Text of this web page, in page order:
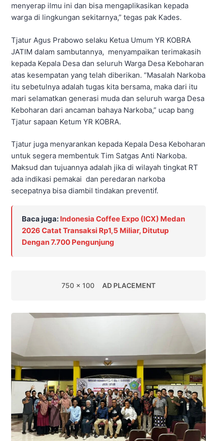
menyerap ilmu ini dan bisa mengaplikasikan kepada
warga di lingkungan sekitarnya,” tegas pak Kades.
Tjatur Agus Prabowo selaku Ketua Umum YR KOBRA
JATIM dalam sambutannya, menyampaikan terimakasih
kepada Kepala Desa dan seluruh Warga Desa Keboharan
atas kesempatan yang telah diberikan. “Masalah Narkoba
itu sebetulnya adalah tugas kita bersama, maka dari itu
mari selamatkan generasi muda dan seluruh warga Desa
Keboharan dari ancaman bahaya Narkoba,” ucap bang
Tjatur sapaan Ketum YR KOBRA.
Tjatur juga menyarankan kepada Kepala Desa Keboharan
untuk segera membentuk Tim Satgas Anti Narkoba.
Maksud dan tujuannya adalah jika di wilayah tingkat RT
ada indikasi pemakai dan peredaran narkoba
secepatnya bisa diambil tindakan preventif.
Baca juga: Indonesia Coffee Expo (ICX) Medan
2026 Catat Transaksi Rp1,5 Miliar, Ditutup
Dengan 7.700 Pengunjung
750 x 100 AD PLACEMENT